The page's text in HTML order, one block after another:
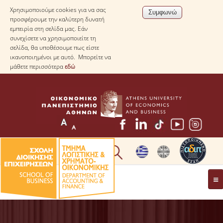
Χρησιμοποιούμε cookies για να σας
προσφέρουμε την καλύτερη δυνατή
εμπειρία στη σελίδα μας. Εάν
συνεχίσετε να χρησιμοποιείτε τη
σελίδα, θα υποθέσουμε πως είστε
ικανοποιημένοι με αυτό. Μπορείτε να
μάθετε περισσότεραεδώ
* ΠΛΗΡΟΦΟΡΙΕΣ ΓΙΑ ΜΑΘΗΤΕΣ ΛΥΚΕΙΟΥ *